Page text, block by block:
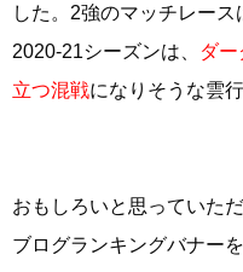
した。2強のマッチレー
2020-21シーズンは、
ダ
立つ混戦になりそうな雲行
おもしろいと思っていた
ブログランキングバナー